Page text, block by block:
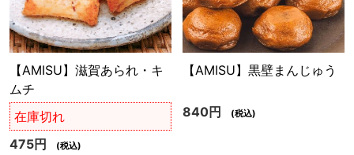
【AMISU】滋賀あられ・キ
ムチ
在庫切れ
475円
(税込)
【AMISU】黒壁まんじゅう
840円 (税込)